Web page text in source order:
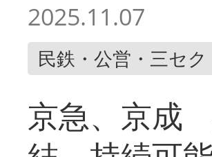
2025.11.07
民鉄・公営・三セク
京急、京成